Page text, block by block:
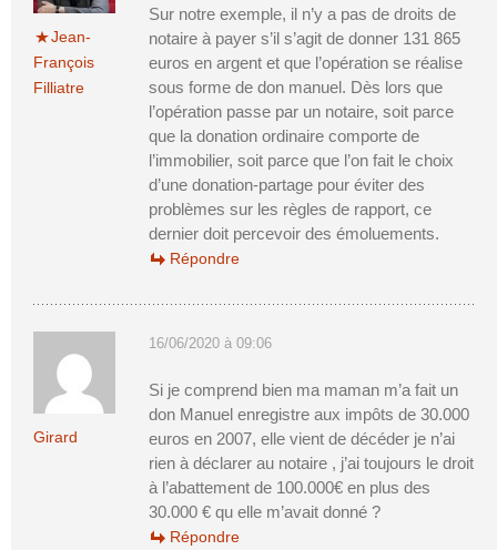
Jean-
François
Filliatre
Sur notre exemple, il n’y a pas de droits de
notaire à payer s’il s’agit de donner 131 865
euros en argent et que l’opération se réalise
sous forme de don manuel. Dès lors que
l’opération passe par un notaire, soit parce
que la donation ordinaire comporte de
l’immobilier, soit parce que l’on fait le choix
d’une donation-partage pour éviter des
problèmes sur les règles de rapport, ce
dernier doit percevoir des émoluements.
Répondre
Girard
16/06/2020 à 09:06
Si je comprend bien ma maman m’a fait un
don Manuel enregistre aux impôts de 30.000
euros en 2007, elle vient de décéder je n’ai
rien à déclarer au notaire , j’ai toujours le droit
à l’abattement de 100.000€ en plus des
30.000 € qu elle m’avait donné ?
Répondre